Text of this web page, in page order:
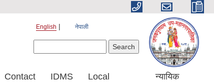
English नेपाली
Contact IDMS Local न्यायिक